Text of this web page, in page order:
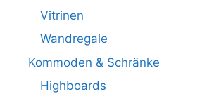
Vitrinen
Wandregale
Kommoden & Schränke
Highboards